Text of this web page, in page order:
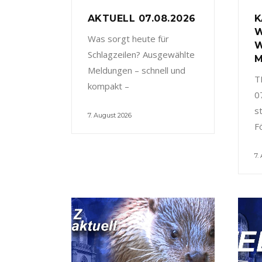
AKTUELL 07.08.2026
Was sorgt heute für
Schlagzeilen? Ausgewählte
Meldungen – schnell und
kompakt –
7. August 2026
7.